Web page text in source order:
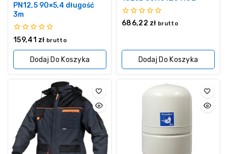
PN12,5 90×5,4 długość
3m
0
5
159,41 zł brutto
Dodaj Do Koszyka
0
686,22 zł brutto
Dodaj Do Koszyka